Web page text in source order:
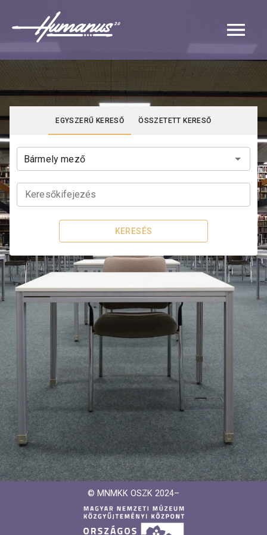
EGYSZERŰ KERESŐ ÖSSZETETT KERESŐ
Keresőkifejezés
KERESÉS
© MNMKK OSZK 2024–